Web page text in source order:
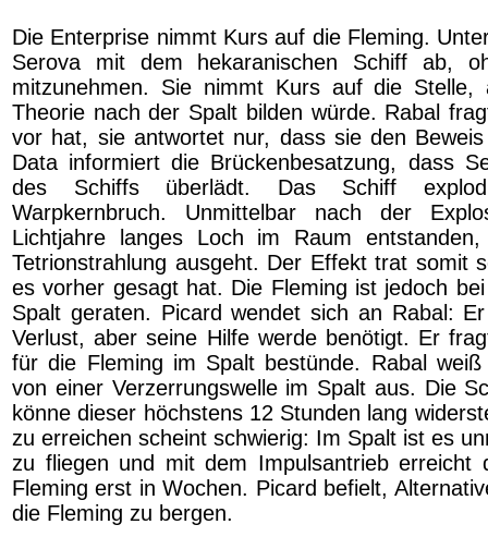
Die Enterprise nimmt Kurs auf die Fleming.
Serova mit dem hekaranischen Schiff ab,
mitzunehmen. Sie nimmt Kurs auf die
Theorie nach der Spalt bilden würde. Rabal
vor hat, sie antwortet nur, dass sie den
Data informiert die Brückenbesatzung, dass
des Schiffs überlädt. Das Schiff
Warpkernbruch. Unmittelbar nach der
Lichtjahre langes Loch im Raum
Tetrionstrahlung ausgeht. Der Effekt trat somit
es vorher gesagt hat. Die Fleming ist jedoch
Spalt geraten. Picard wendet sich an Rabal:
Verlust, aber seine Hilfe werde benötigt. Er
für die Fleming im Spalt bestünde. Rabal
von einer Verzerrungswelle im Spalt aus. Die
könne dieser höchstens 12 Stunden lang
zu erreichen scheint schwierig: Im Spalt ist es
zu fliegen und mit dem Impulsantrieb erreicht
Fleming erst in Wochen. Picard befielt,
die Fleming zu bergen.